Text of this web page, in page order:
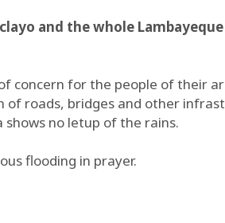
and the whole
concern for the people of their
of roads, bridges and other
no letup of the rains.
flooding in prayer.